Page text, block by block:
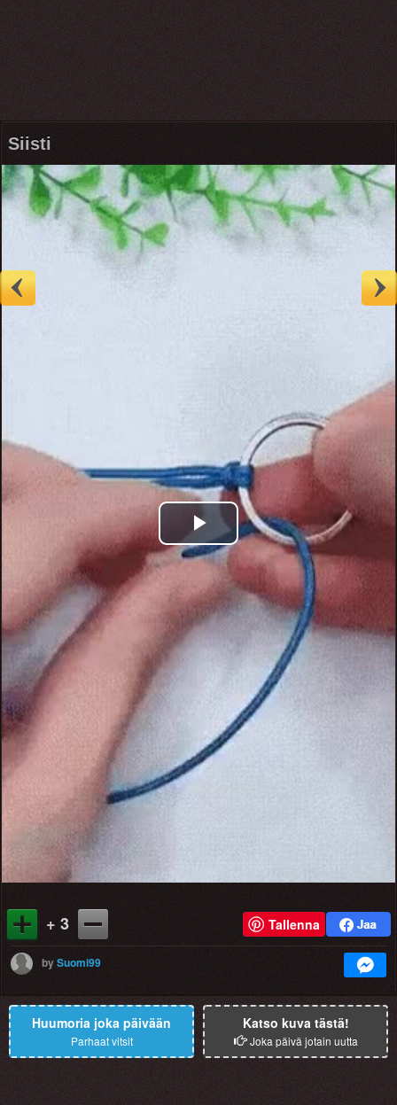
Siisti
Play
Video
+ 3 Tallenna
bySuomi99
Huumoria joka päivään
Parhaat vitsit
Katso kuva tästä!
Joka päivä jotain uutta